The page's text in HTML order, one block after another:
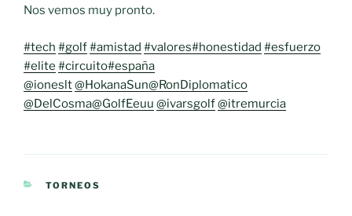
Nos vemos muy pronto.
#tech #golf#amistad #valores#honestidad #esfuerzo
#elite #circuito#españa
@ioneslt@HokanaSun@RonDiplomatico
@DelCosma@GolfEeuu @ivarsgolf@itremurcia
CATEGORÍAS
TORNEOS